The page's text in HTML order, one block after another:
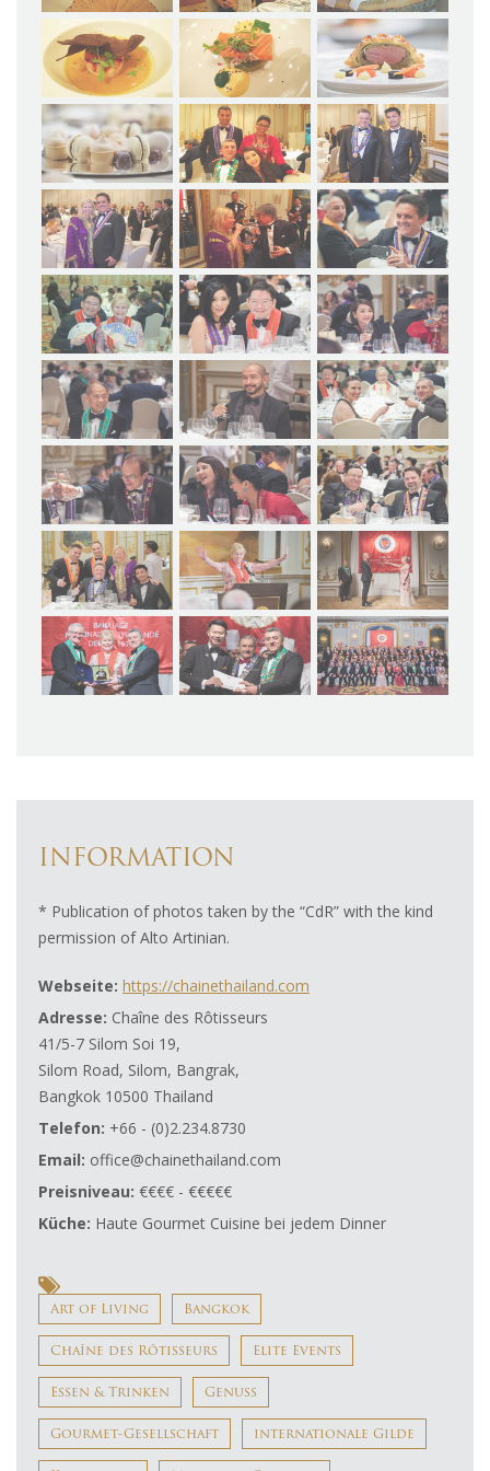
INFORMATION
* Publication of photos taken by the “CdR” with the kind
permission of Alto Artinian.
Webseite: https://chainethailand.com
Adresse: Chaîne des Rôtisseurs
41/5-7 Silom Soi 19,
Silom Road, Silom, Bangrak,
Bangkok 10500 Thailand
Telefon: +66 - (0)2.234.8730
Email: office@chainethailand.com
Preisniveau: €€€€ - €€€€€
Küche: Haute Gourmet Cuisine bei jedem Dinner
Art of Living Bangkok
Chaîne des Rôtisseurs Elite Events
Essen & Trinken Genuss
Gourmet-Gesellschaft internationale Gilde